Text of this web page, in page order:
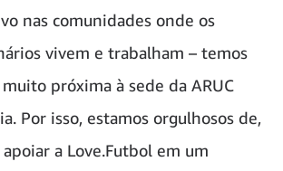
nas comunidades onde os
vivem e trabalham – temos
próxima à sede da ARUC
Por isso, estamos orgulhosos de,
a Love.Futbol em um